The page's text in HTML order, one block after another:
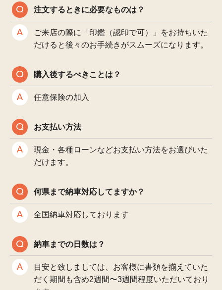
注文するときに必要なものは？
ご来店の際に「印鑑（認印で可）」をお持ちいた
だけると後々のお手続きがスムーズになります。
購入後するべきことは？
任意保険の加入
お支払い方法
現金・各種ローンなどお支払い方法をお選びいた
だけます。
何県まで納車対応してますか？
全国納車対応しております
納車までの日数は？
目安と致しましては、お客様に書類を揃えていた
だく期間も含め2週間〜3週間程度いただいており